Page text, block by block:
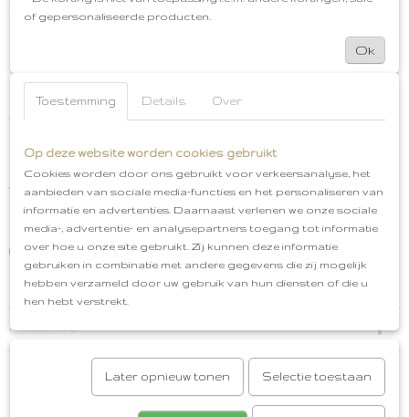
tandenborstel voor de volwassenen.
De tandenborstels zijn gemaakt van siliconen en zijn
BPA vrij. Het siliconen is zacht en buigzaam materiaal
wat niet schadelijk is voor je kleintje. De bultjes op de
rug helpen bij doorkomende tandjes en geeft
verlichting. (Let op: het is geen bijtring) De
kleintje schoon blijven.
Je kunt de vingertandenborstels reinigen met warm
Vingertandenborstel
Kleuren: Soft Lilac-Ivory
(lila & off-white)
Materiaal: Siliconen en BPA vrij
stuks verpakt
Gratis cadeauservice
Afhalen in
Oud-Beijerland
Gratis verzenden vanaf €50,00
Reacties
of gepersonaliseerde producten.
Ok
Toestemming Details Over
Op deze website worden cookies gebruikt
Cookies worden door ons gebruikt voor verkeersanalyse, het
aanbieden van sociale media-functies en het personaliseren van
informatie en advertenties. Daarnaast verlenen we onze sociale
media-, advertentie- en analysepartners toegang tot informatie
over hoe u onze site gebruikt. Zij kunnen deze informatie
gebruiken in combinatie met andere gegevens die zij mogelijk
hebben verzameld door uw gebruik van hun diensten of die u
hen hebt verstrekt.
Later opnieuw tonen Selectie toestaan